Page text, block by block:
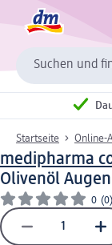
Suchen und
Startseite Online-
medipharma
Olivenöl
0 (0)